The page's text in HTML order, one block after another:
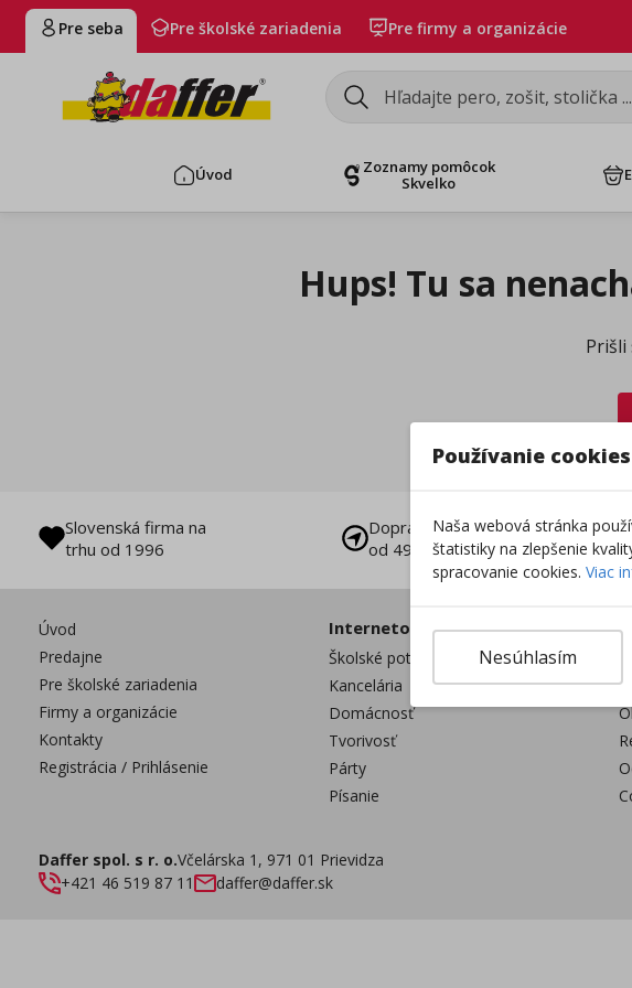
Pre seba Pre školské zariadenia Pre firmy a organizácie
Úvod
Zoznamy pomôcok
Skvelko
Hups! Tu sa
Slovenská firma na
trhu od 1996
Doprava zadarmo už
od 49 €
Úvod
Predajne
Pre školské zariadenia
Firmy a organizácie
Kontakty
Registrácia / Prihlásenie
Internetový obchod
Školské potreby
Kancelária
Domácnosť
Tvorivosť
Párty
Písanie
Daffer spol. s r. o.Včelárska 1, 971 01 Prievidza
+421 46 519 87 11
daffer@daffer.sk
Používanie cookies
Naša webová stránka
štatistiky na zlepšenie
spracovanie cookies. Viac
Nesúhlasím